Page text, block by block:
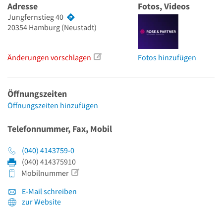
Adresse
Jungfernstieg 40
20354 Hamburg (Neustadt)
Änderungen vorschlagen
Fotos, Videos
Fotos hinzufügen
Öffnungszeiten
Öffnungszeiten hinzufügen
Telefonnummer, Fax, Mobil
(040) 4143759-0
(040) 414375910
Mobilnummer
E-Mail schreiben
zur Website